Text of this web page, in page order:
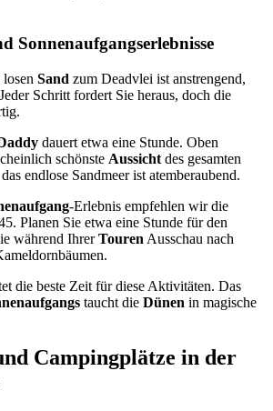
Sonnenaufgangserlebnisse
Sand zum Deadvlei ist anstrengend,
Schritt fordert Sie heraus, doch die
dauert etwa eine Stunde. Oben
schönste Aussicht des gesamten
endlose Sandmeer ist atemberaubend.
-Erlebnis empfehlen wir die
Planen Sie etwa eine Stunde für den
während IhrerTouren Ausschau nach
die beste Zeit für diese Aktivitäten. Das
taucht die Dünen in magische
Campingplätze in der